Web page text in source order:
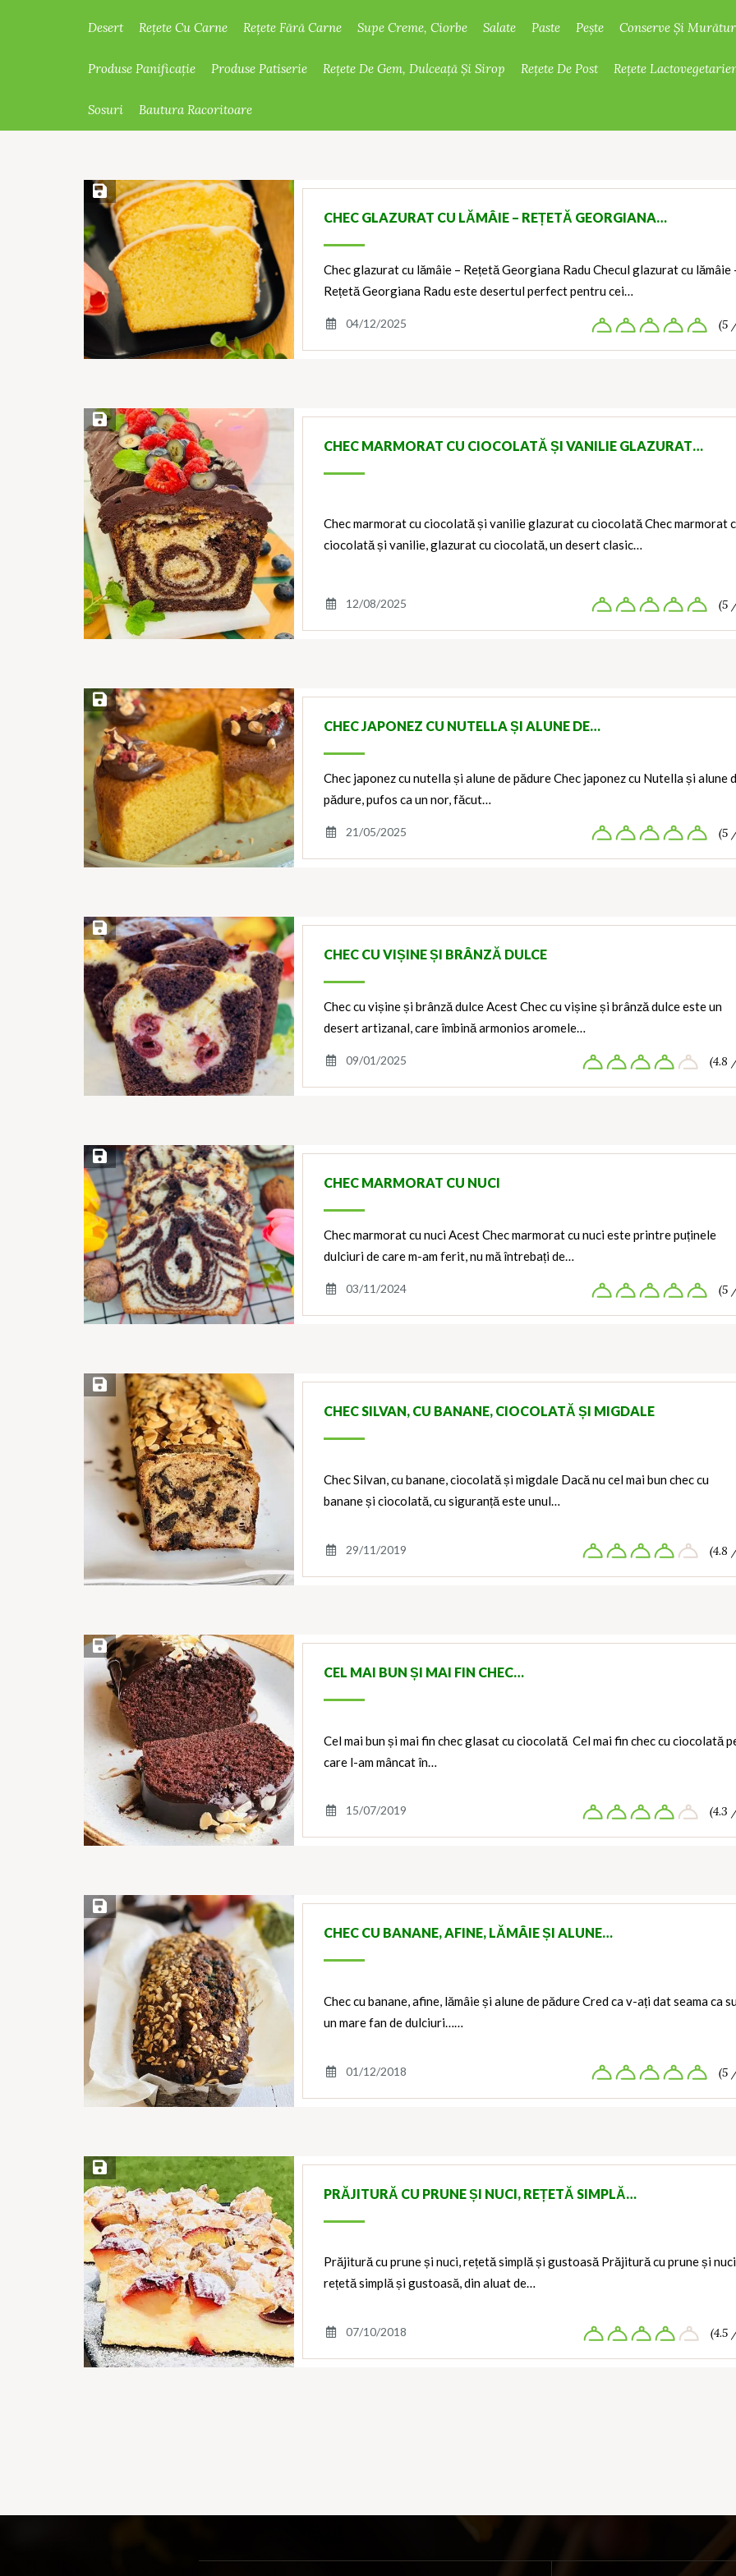
Desert Rețete Cu Carne Rețete Fără Carne Supe Creme, Ciorbe Salate Paste Pește Conserve Și
Produse Panificație Produse Patiserie Rețete De Gem, Dulceață Și Sirop Rețete De Post Rețete
Sosuri Bautura Racoritoare
Save Recipe
CHEC GLAZURAT CU LĂMÂIE – REȚETĂ GEORGIANA…
Chec glazurat cu lămâie – Rețetă Georgiana Radu Checul glazurat cu lămâie
Rețetă Georgiana Radu este desertul perfect pentru cei…
04/12/2025 (5
Save Recipe
CHEC MARMORAT CU CIOCOLATĂ ȘI VANILIE GLAZURAT…
Chec marmorat cu ciocolată și vanilie glazurat cu ciocolată Chec marmorat
ciocolată și vanilie, glazurat cu ciocolată, un desert clasic…
12/08/2025 (5
Save Recipe
CHEC JAPONEZ CU NUTELLA ȘI ALUNE DE…
Chec japonez cu nutella și alune de pădure Chec japonez cu Nutella și alune
pădure, pufos ca un nor, făcut…
21/05/2025 (5
Save Recipe
CHEC CU VIȘINE ȘI BRÂNZĂ DULCE
Chec cu vișine și brânză dulce Acest Chec cu vișine și brânză dulce este un
desert artizanal, care îmbină armonios aromele…
09/01/2025 (4.8
Save Recipe
CHEC MARMORAT CU NUCI
Chec marmorat cu nuci Acest Chec marmorat cu nuci este printre puținele
dulciuri de care m-am ferit, nu mă întrebați de…
03/11/2024 (5
Save Recipe
CHEC SILVAN, CU BANANE, CIOCOLATĂ ȘI MIGDALE
Chec Silvan, cu banane, ciocolată și migdale Dacă nu cel mai bun chec cu
banane și ciocolată, cu siguranță este unul…
29/11/2019 (4.8
Save Recipe
CEL MAI BUN ȘI MAI FIN CHEC…
Cel mai bun și mai fin chec glasat cu ciocolată Cel mai fin chec cu ciocolată
care l-am mâncat în…
15/07/2019 (4.3
Save Recipe
CHEC CU BANANE, AFINE, LĂMÂIE ȘI ALUNE…
Chec cu banane, afine, lămâie și alune de pădure Cred ca v-ați dat seama ca
un mare fan de dulciuri……
01/12/2018 (5
Save Recipe
PRĂJITURĂ CU PRUNE ȘI NUCI, REȚETĂ SIMPLĂ…
Prăjitură cu prune și nuci, rețetă simplă și gustoasă Prăjitură cu prune și
rețetă simplă și gustoasă, din aluat de…
07/10/2018 (4.5